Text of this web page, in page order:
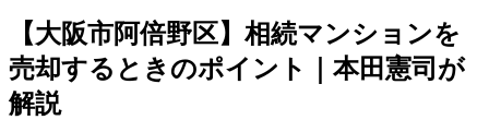
【大阪市阿倍野区】相続マンションを
売却するときのポイント｜本田憲司が
解説